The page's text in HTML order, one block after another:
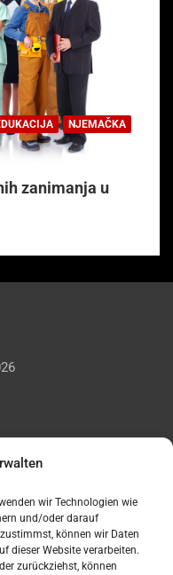
wir Technologien wie
und/oder darauf
können wir Daten
dieser Website verarbeiten.
zurückziehst, können
NJEMAČKA
zanimanja u